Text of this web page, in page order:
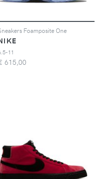
Foamposite One
11
615,00